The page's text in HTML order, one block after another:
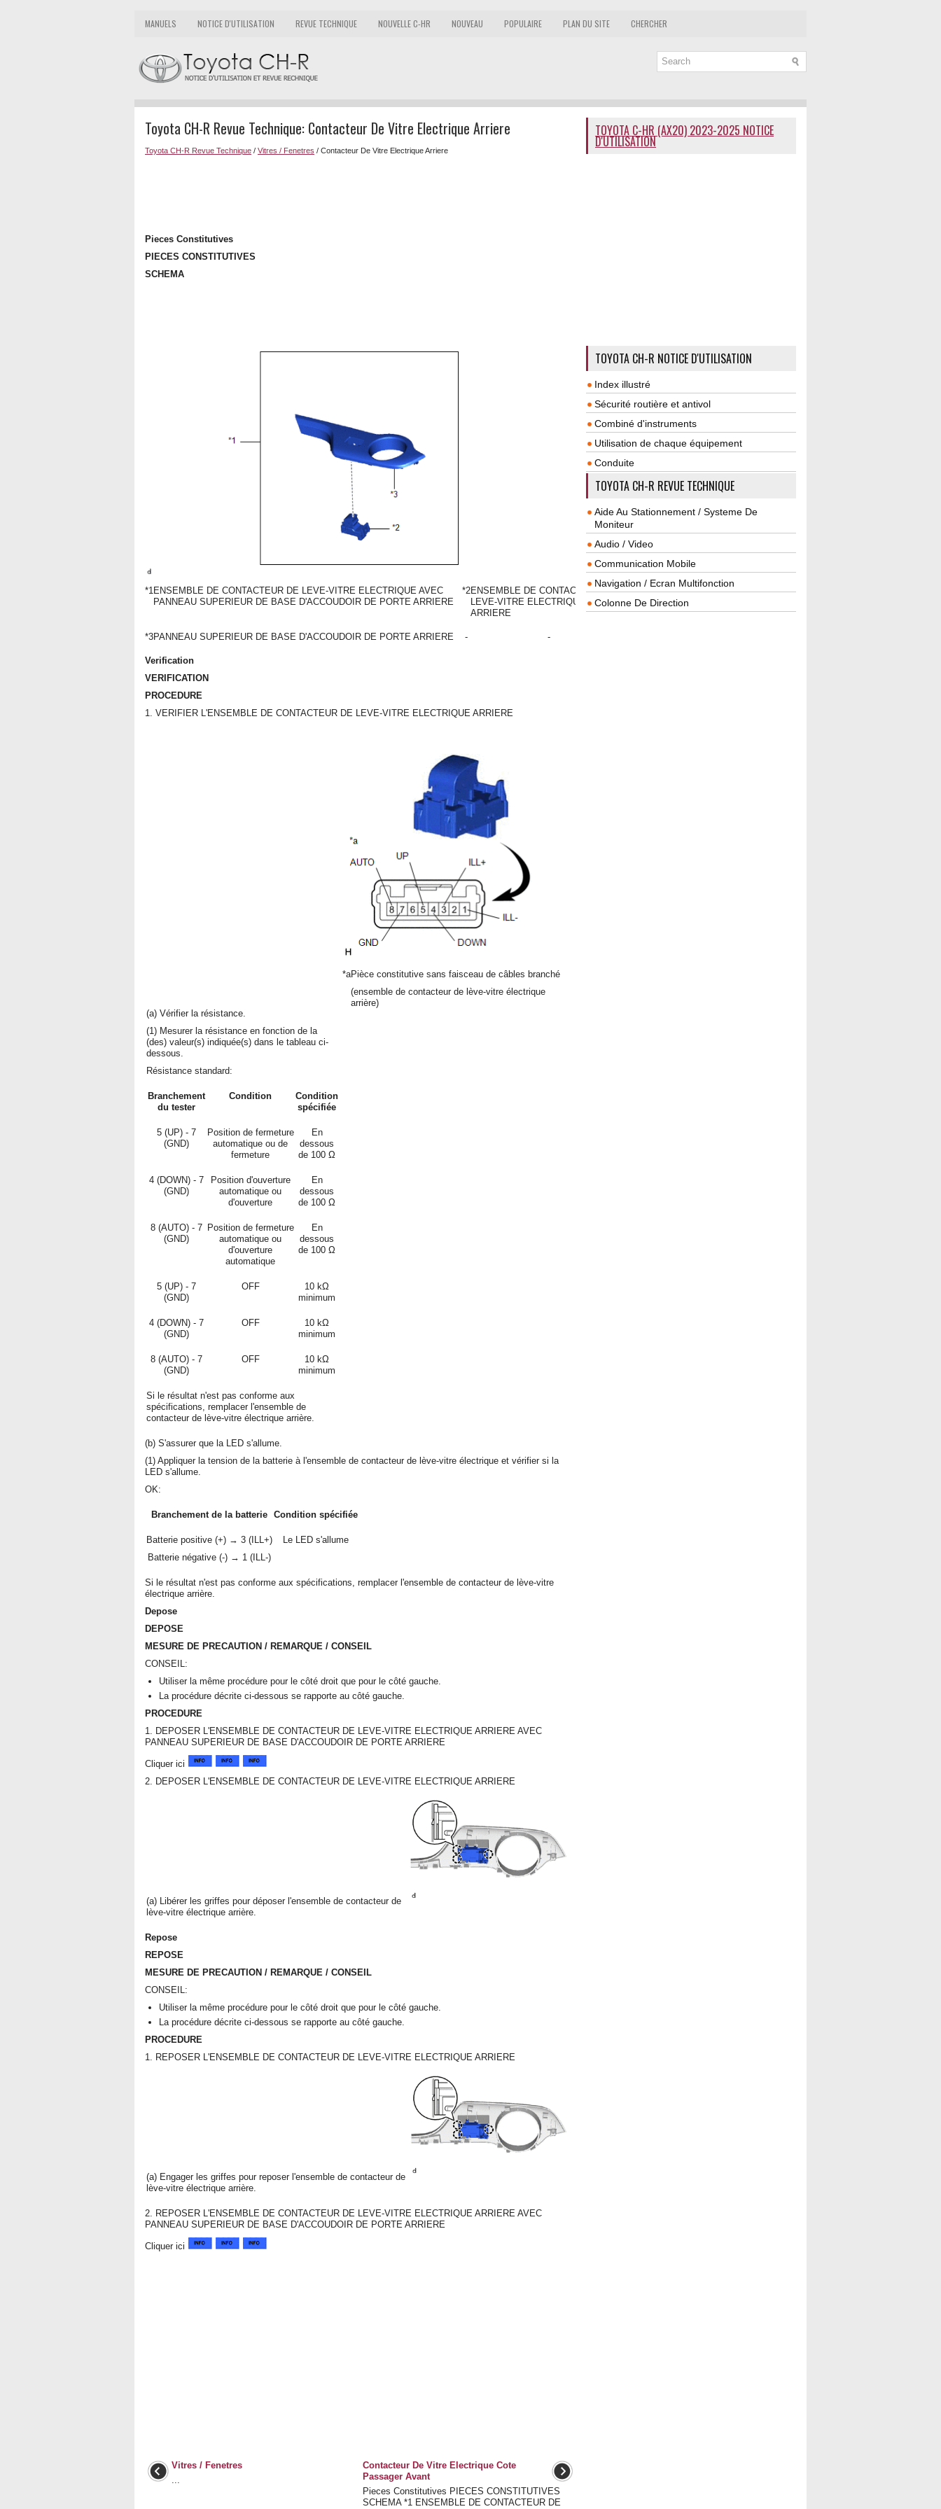
MANUELS NOTICE D'UTILISATION REVUE TECHNIQUE NOUVELLE C-HR NOUVEAU POPULAIRE PLAN DU SITE CHERCHER
Toyota CH-R Revue Technique: Contacteur De Vitre Electrique Arriere
Toyota CH-R Revue Technique / Vitres / Fenetres / Contacteur De Vitre Electrique Arriere
Pieces Constitutives
PIECES CONSTITUTIVES
SCHEMA
*1 ENSEMBLE DE CONTACTEUR DE LEVE-VITRE ELECTRIQUE AVEC
PANNEAU SUPERIEUR DE BASE D'ACCOUDOIR DE PORTE ARRIERE
*2ENSEMBLE DE CONTACTEUR DE
LEVE-VITRE ELECTRIQUE
ARRIERE
*3PANNEAU SUPERIEUR DE BASE D'ACCOUDOIR DE PORTE ARRIERE - -
Verification
VERIFICATION
PROCEDURE
1. VERIFIER L'ENSEMBLE DE CONTACTEUR DE LEVE-VITRE ELECTRIQUE ARRIERE
(a) Vérifier la résistance.
(1) Mesurer la résistance en fonction de la
(des) valeur(s) indiquée(s) dans le tableau ci-
dessous.
Résistance standard:
Branchement
du tester
Condition
Condition
spécifiée
5 (UP) - 7
(GND)
Position de fermeture
automatique ou de
fermeture
En
dessous
de 100 Ω
4 (DOWN) - 7
(GND)
Position d'ouverture
automatique ou
d'ouverture
En
dessous
de 100 Ω
8 (AUTO) - 7
(GND)
Position de fermeture
automatique ou
d'ouverture
automatique
En
dessous
de 100 Ω
5 (UP) - 7
(GND)
OFF
10 kΩ
minimum
4 (DOWN) - 7
(GND)
OFF
10 kΩ
minimum
8 (AUTO) - 7
(GND)
OFF
10 kΩ
minimum
Si le résultat n'est pas conforme aux
spécifications, remplacer l'ensemble de
contacteur de lève-vitre électrique arrière.
*aPièce constitutive sans faisceau de câbles branché
(ensemble de contacteur de lève-vitre électrique
arrière)
(b) S'assurer que la LED s'allume.
(1) Appliquer la tension de la batterie à l'ensemble de contacteur de lève-vitre électrique et vérifier si la
LED s'allume.
OK:
Branchement de la batterie Condition spécifiée
Batterie positive (+) → 3 (ILL+)
Batterie négative (-) → 1 (ILL-)
Le LED s'allume
Si le résultat n'est pas conforme aux spécifications, remplacer l'ensemble de contacteur de lève-vitre
électrique arrière.
Depose
DEPOSE
MESURE DE PRECAUTION / REMARQUE / CONSEIL
CONSEIL:
Utiliser la même procédure pour le côté droit que pour le côté gauche.
La procédure décrite ci-dessous se rapporte au côté gauche.
PROCEDURE
1. DEPOSER L'ENSEMBLE DE CONTACTEUR DE LEVE-VITRE ELECTRIQUE ARRIERE AVEC
PANNEAU SUPERIEUR DE BASE D'ACCOUDOIR DE PORTE ARRIERE
Cliquer ici
2. DEPOSER L'ENSEMBLE DE CONTACTEUR DE LEVE-VITRE ELECTRIQUE ARRIERE
(a) Libérer les griffes pour déposer l'ensemble de contacteur de
lève-vitre électrique arrière.
Repose
REPOSE
MESURE DE PRECAUTION / REMARQUE / CONSEIL
CONSEIL:
Utiliser la même procédure pour le côté droit que pour le côté gauche.
La procédure décrite ci-dessous se rapporte au côté gauche.
PROCEDURE
1. REPOSER L'ENSEMBLE DE CONTACTEUR DE LEVE-VITRE ELECTRIQUE ARRIERE
(a) Engager les griffes pour reposer l'ensemble de contacteur de
lève-vitre électrique arrière.
2. REPOSER L'ENSEMBLE DE CONTACTEUR DE LEVE-VITRE ELECTRIQUE ARRIERE AVEC
PANNEAU SUPERIEUR DE BASE D'ACCOUDOIR DE PORTE ARRIERE
Cliquer ici
Vitres / Fenetres
Contacteur De Vitre Electrique Cote
Passager Avant
Pieces Constitutives PIECES CONSTITUTIVES
SCHEMA *1 ENSEMBLE DE CONTACTEUR DE
TOYOTA C-HR (AX20) 2023-2025 NOTICE
D'UTILISATION
TOYOTA CH-R NOTICE D'UTILISATION
Index illustré
Sécurité routière et antivol
Combiné d'instruments
Utilisation de chaque équipement
Conduite
TOYOTA CH-R REVUE TECHNIQUE
Aide Au Stationnement / Systeme De
Moniteur
Audio / Video
Communication Mobile
Navigation / Ecran Multifonction
Colonne De Direction